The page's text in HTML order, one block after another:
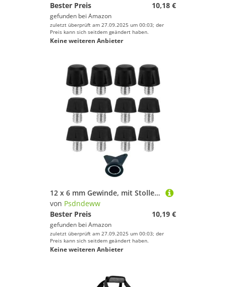
Bester Preis
10,18 €
gefunden bei Amazon
zuletzt überprüft am 27.09.2025 um 00:03; der
Preis kann sich seitdem geändert haben.
Keine weiteren Anbieter
12 x 6 mm Gewinde, mit Stollen für Fußballschuhe
von Psdndeww
Bester Preis
10,19 €
gefunden bei Amazon
zuletzt überprüft am 27.09.2025 um 00:03; der
Preis kann sich seitdem geändert haben.
Keine weiteren Anbieter